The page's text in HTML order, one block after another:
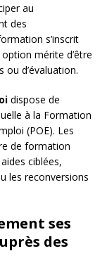
au
des
s’inscrit
mérite d’être
d’évaluation.
dispose de
à la Formation
(POE). Les
de formation
ciblées,
les reconversions
ses
des